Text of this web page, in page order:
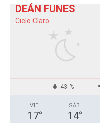
DEÁN FUNES
Cielo Claro
43 %
VIE
17°
SÁB
14°